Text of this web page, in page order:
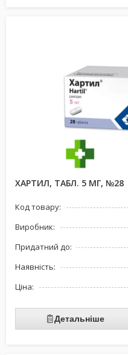
ХАРТИЛ, ТАБЛ. 5 МГ, №28
Код товару:
Виробник:
Придатний до:
Наявність:
Ціна:
Детальніше